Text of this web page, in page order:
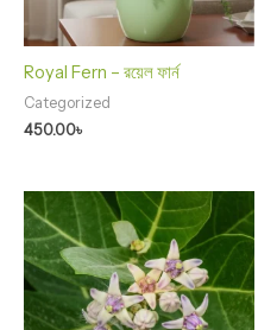
Royal Fern – রয়েল ফার্ন
Categorized
450.00৳